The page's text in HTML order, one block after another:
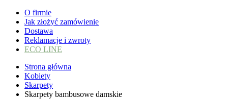
O firmie
Jak złożyć zamówienie
Dostawa
Reklamacje i zwroty
ECO LINE
Strona główna
Kobiety
Skarpety
Skarpety bambusowe damskie